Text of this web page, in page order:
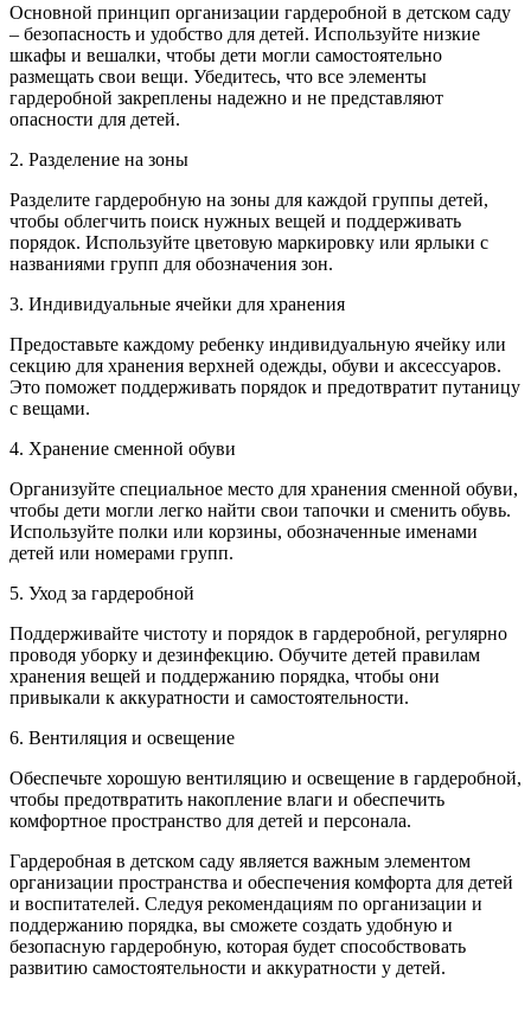
Основной принцип организации гардеробной в детском саду
– безопасность и удобство для детей. Используйте низкие
шкафы и вешалки, чтобы дети могли самостоятельно
размещать свои вещи. Убедитесь, что все элементы
гардеробной закреплены надежно и не представляют
опасности для детей.
2. Разделение на зоны
Разделите гардеробную на зоны для каждой группы детей,
чтобы облегчить поиск нужных вещей и поддерживать
порядок. Используйте цветовую маркировку или ярлыки с
названиями групп для обозначения зон.
3. Индивидуальные ячейки для хранения
Предоставьте каждому ребенку индивидуальную ячейку или
секцию для хранения верхней одежды, обуви и аксессуаров.
Это поможет поддерживать порядок и предотвратит путаницу
с вещами.
4. Хранение сменной обуви
Организуйте специальное место для хранения сменной обуви,
чтобы дети могли легко найти свои тапочки и сменить обувь.
Используйте полки или корзины, обозначенные именами
детей или номерами групп.
5. Уход за гардеробной
Поддерживайте чистоту и порядок в гардеробной, регулярно
проводя уборку и дезинфекцию. Обучите детей правилам
хранения вещей и поддержанию порядка, чтобы они
привыкали к аккуратности и самостоятельности.
6. Вентиляция и освещение
Обеспечьте хорошую вентиляцию и освещение в гардеробной,
чтобы предотвратить накопление влаги и обеспечить
комфортное пространство для детей и персонала.
Гардеробная в детском саду является важным элементом
организации пространства и обеспечения комфорта для детей
и воспитателей. Следуя рекомендациям по организации и
поддержанию порядка, вы сможете создать удобную и
безопасную гардеробную, которая будет способствовать
развитию самостоятельности и аккуратности у детей.